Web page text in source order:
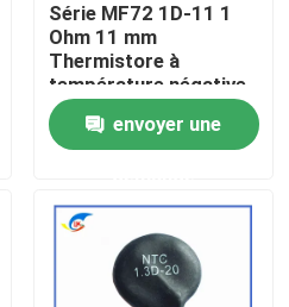
Série MF72 1D-11 1
Ohm 11 mm
Thermistore à
température négative
pour l'alimentation
électriqueenvoyer une